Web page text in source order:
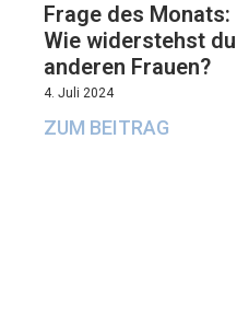
Frage des Monats:
Wie widerstehst du
anderen Frauen?
4. Juli 2024
ZUM BEITRAG